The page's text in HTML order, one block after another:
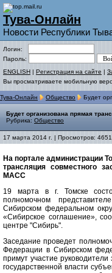
Тува-Онлайн
Новости Республики
Логин:
Пароль:
ENGLISH | Регистрация на сайте |
Вы просматриваете мобильную
Тува-Онлайн Общество Будет
Будет организована прямая
Рубрика: Общество
17 марта 2014 г. | Просмотров:
На портале администрации
трансляция совместного
МАСС
19 марта в г. Томске
полномочном
Сибирском федеральном
«Сибирское соглашение»,
центре "Сибирь".
Заседание проведет
Федерации в Сибирском
примут участие
государственной власти